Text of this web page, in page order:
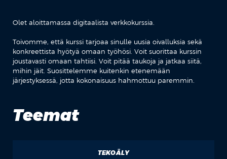
Olet aloittamassa digitaalista verkkokurssia.
Toivomme, että kurssi tarjoaa sinulle uusia oivalluksia sekä
konkreettista hyötyä omaan työhösi. Voit suorittaa kurssin
joustavasti omaan tahtiisi. Voit pitää taukoja ja jatkaa siitä,
mihin jäit. Suosittelemme kuitenkin etenemään
järjestyksessä, jotta kokonaisuus hahmottuu paremmin.
Teemat
TEKOÄLY